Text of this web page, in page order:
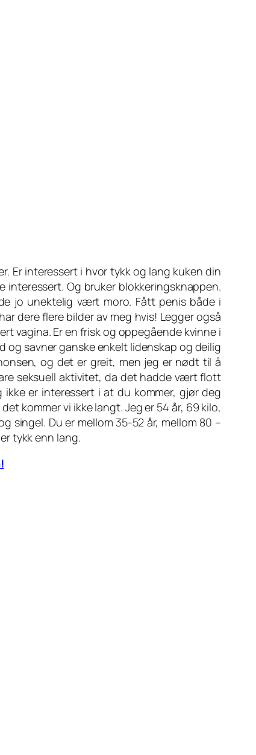
Er interessert i hvor tykk og lang kuken din
interessert. Og bruker blokkeringsknappen.
jo unektelig vært moro. Fått penis både i
dere flere bilder av meg hvis! Legger også
vagina. Er en frisk og oppegående kvinne i
og savner ganske enkelt lidenskap og deilig
og det er greit, men jeg er nødt til å
seksuell aktivitet, da det hadde vært flott
er interessert i at du kommer, gjør deg
kommer vi ikke langt. Jeg er 54 år, 69 kilo,
singel. Du er mellom 35-52 år, mellom 80 –
tykk enn lang.